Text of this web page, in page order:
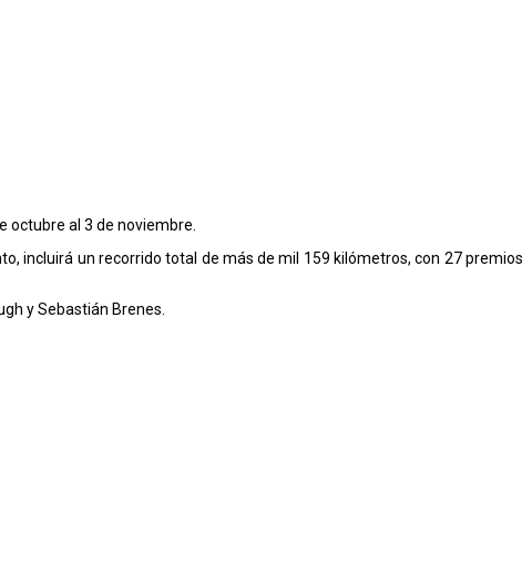
octubre al 3 de noviembre.
incluirá un recorrido total de más de mil 159 kilómetros, con 27 premios
y Sebastián Brenes.